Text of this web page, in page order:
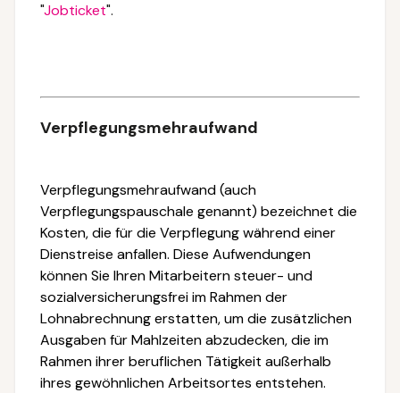
"Jobticket".
Verpflegungsmehraufwand
Verpflegungsmehraufwand (auch
Verpflegungspauschale genannt) bezeichnet die
Kosten, die für die Verpflegung während einer
Dienstreise anfallen. Diese Aufwendungen
können Sie Ihren Mitarbeitern steuer- und
sozialversicherungsfrei im Rahmen der
Lohnabrechnung erstatten, um die zusätzlichen
Ausgaben für Mahlzeiten abzudecken, die im
Rahmen ihrer beruflichen Tätigkeit außerhalb
ihres gewöhnlichen Arbeitsortes entstehen.